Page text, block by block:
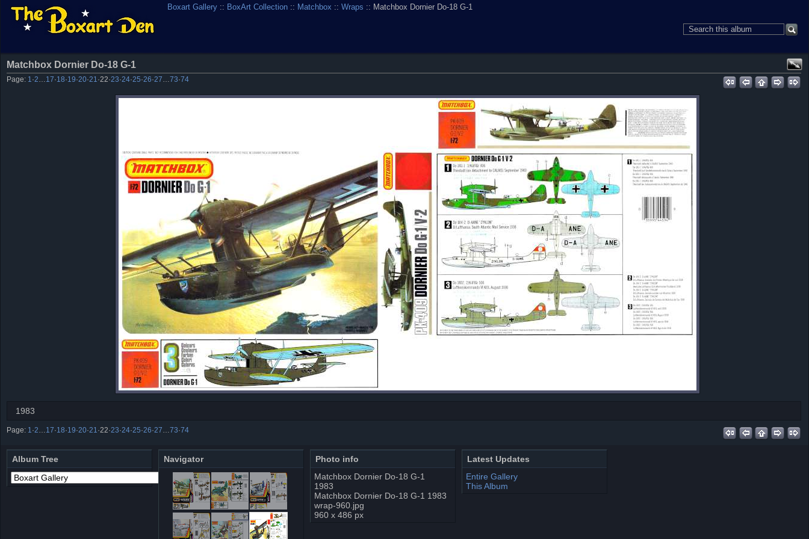
Boxart Gallery :: BoxArt Collection :: Matchbox ::Wraps :: Matchbox Dornier Do-18 G-1
Matchbox Dornier Do-18 G-1
Page: 1 ·2 17·18·19·20·21 ·22·23·24·25·26·27 73·74
1983
Page: 1 ·2 17·18·19·20·21 ·22·23·24·25·26·27 73·74
Album Tree Navigator
Photo info
Matchbox Dornier Do-18 G-1
1983
Matchbox Dornier Do-18 G-1 1983
wrap-960.jpg
960 x 486 px
Latest Updates
Entire Gallery
This Album